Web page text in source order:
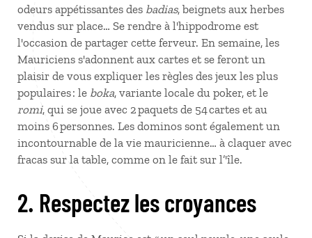
odeurs appétissantes des badias, beignets aux herbes
vendus sur place… Se rendre à l'hippodrome est
l'occasion de partager cette ferveur. En semaine, les
Mauriciens s'adonnent aux cartes et se feront un
plaisir de vous expliquer les règles des jeux les plus
populaires : le boka, variante locale du poker, et le
romi, qui se joue avec 2 paquets de 54 cartes et au
moins 6 personnes. Les dominos sont également un
incontournable de la vie mauricienne… à claquer avec
fracas sur la table, comme on le fait sur l’'île.
2. Respectez les croyances